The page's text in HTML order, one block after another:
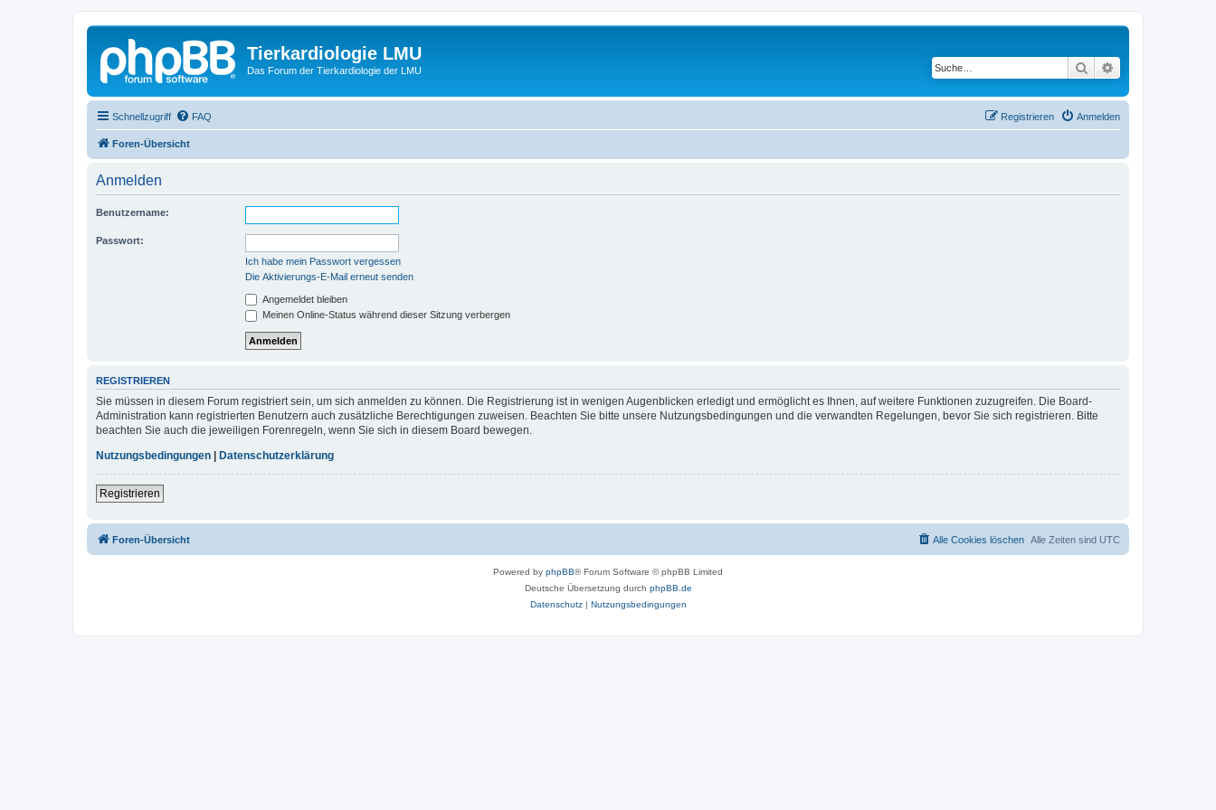
Tierkardiologie LMU
Das Forum der Tierkardiologie der LMU Suche
Schnellzugriff FAQ Anmelden
Registrieren
Foren-Übersicht
Anmelden
Benutzername:
Passwort:
Ich habe mein Passwort vergessen
Die Aktivierungs-E-Mail erneut senden
Angemeldet bleiben
Meinen Online-Status während dieser Sitzung verbergen
REGISTRIEREN
Sie müssen in diesem Forum registriert sein, um sich anmelden zu können. Die Registrierung ist in wenigen Augenblicken erledigt und ermöglicht es Ihnen, auf weitere Funktionen zuzugreifen. Die Board-
Administration kann registrierten Benutzern auch zusätzliche Berechtigungen zuweisen. Beachten Sie bitte unsere Nutzungsbedingungen und die verwandten Regelungen, bevor Sie sich registrieren. Bitte
beachten Sie auch die jeweiligen Forenregeln, wenn Sie sich in diesem Board bewegen.
Nutzungsbedingungen
Datenschutzerklärung
Registrieren
Foren-Übersicht Alle Zeiten sind UTC
Alle Cookies löschen
Powered by phpBB® Forum Software © phpBB Limited
Deutsche Übersetzung durch phpBB.de
Datenschutz| Nutzungsbedingungen